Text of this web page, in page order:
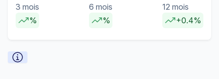
3 mois
%
6 mois
%
12 mois
+0.4%